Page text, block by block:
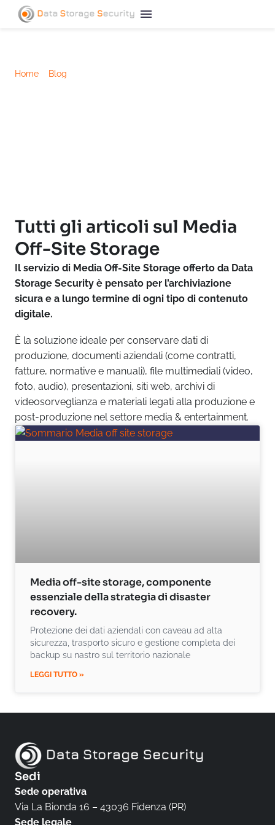
Home Blog
Media Off-Site Storage
Tutti gli articoli sul Media
Off-Site Storage
Il servizio di Media Off-Site Storage offerto da Data
Storage Security è pensato per l’archiviazione
sicura e a lungo termine di ogni tipo di contenuto
digitale.
È la soluzione ideale per conservare dati di
produzione, documenti aziendali (come contratti,
fatture, normative e manuali), file multimediali (video,
foto, audio), presentazioni, siti web, archivi di
videosorveglianza e materiali legati alla produzione e
post-produzione nel settore media & entertainment.
Media off-site storage, componente
essenziale della strategia di disaster
recovery.
Protezione dei dati aziendali con caveau ad alta
sicurezza, trasporto sicuro e gestione completa dei
backup su nastro sul territorio nazionale
LEGGI TUTTO »
Sedi
Sede operativa
Via La Bionda 16 – 43036 Fidenza (PR)
Sede legale